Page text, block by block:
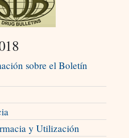
sobre el Boletín
y Utilización